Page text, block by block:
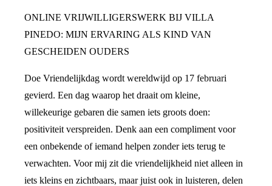
ONLINE VRIJWILLIGERSWERK BIJ VILLA
PINEDO: MIJN ERVARING ALS KIND VAN
GESCHEIDEN OUDERS
Doe Vriendelijkdag wordt wereldwijd op 17 februari
gevierd. Een dag waarop het draait om kleine,
willekeurige gebaren die samen iets groots doen:
positiviteit verspreiden. Denk aan een compliment voor
een onbekende of iemand helpen zonder iets terug te
verwachten. Voor mij zit die vriendelijkheid niet alleen in
iets kleins en zichtbaars, maar juist ook in luisteren, delen